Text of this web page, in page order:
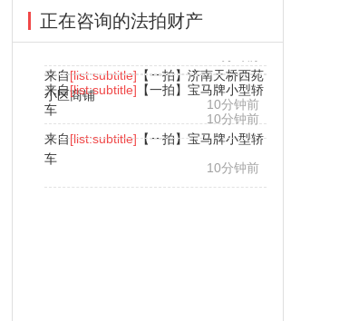
日，济南中院根据山东旅科信息有
正在咨询的法拍财产
10分钟前
来自[list:subtitle]【一拍】济南天桥西苑
小区商铺
来自[list:subtitle]【一拍】济南天桥西苑
小区商铺
来自[list:subtitle]【一拍】济南天桥西苑
小区商铺
来自[list:subtitle]【二拍】济南天桥西苑
小区房产
10分钟前
来自[list:subtitle]【二拍】济南天桥西苑
10分钟前
来自[list:subtitle]【二拍】济南天桥西苑
10分钟前
来自[list:subtitle]【一拍】宝马牌小型轿
车
10分钟前
来自[list:subtitle] 【一拍】宝马牌小型轿
车
10分钟前
来自[list:subtitle] 【一拍】宝马牌小型轿
车
10分钟前
来自[list:subtitle] 【二拍】泰广场商务公
寓
10分钟前
来自[list:subtitle]【二拍】泰广场商务公
寓
10分钟前
来自[list:subtitle]【二拍】泰广场商务公
寓